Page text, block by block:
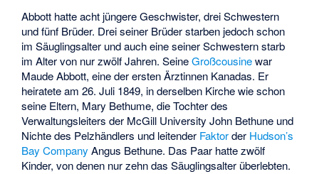
Abbott hatte acht jüngere Geschwister, drei Schwestern
und fünf Brüder. Drei seiner Brüder starben jedoch schon
im Säuglingsalter und auch eine seiner Schwestern starb
im Alter von nur zwölf Jahren. SeineGroßcousinewar
Maude Abbott, eine der ersten Ärztinnen Kanadas. Er
heiratete am 26. Juli 1849, in derselben Kirche wie schon
seine Eltern, Mary Bethume, die Tochter des
Verwaltungsleiters der McGill UniversityJohn Bethune und
Nichte des Pelzhändlers und leitender Faktorder Hudson’s
Bay Company Angus Bethune. Das Paar hatte zwölf
Kinder, von denen nur zehn das Säuglingsalter überlebten.